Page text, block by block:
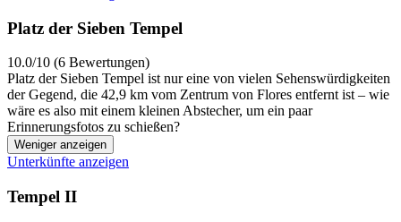
Platz der Sieben Tempel
10.0/10 (6 Bewertungen)
Platz der Sieben Tempel ist nur eine von vielen Sehenswürdigkeiten
der Gegend, die 42,9 km vom Zentrum von Flores entfernt ist – wie
wäre es also mit einem kleinen Abstecher, um ein paar
Erinnerungsfotos zu schießen?
Weniger anzeigen
Unterkünfte anzeigen
Tempel II